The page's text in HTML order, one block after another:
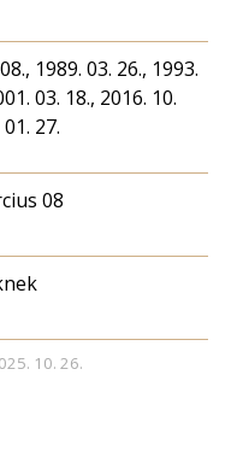
1989. 03. 26., 1993.
03. 18., 2016. 10.
27.
08
10. 26.